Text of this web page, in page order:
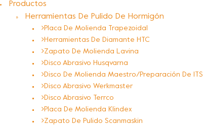
Productos
Herramientas De Pulido De Hormigón
Placa De Molienda Trapezoidal
Herramientas De Diamante HTC
Zapato De Molienda Lavina
Disco Abrasivo Husqvarna
Disco De Molienda Maestro/preparación De ITS
Disco Abrasivo Werkmaster
Disco Abrasivo Terrco
Placa De Molienda Klindex
Zapato De Pulido Scanmaskin